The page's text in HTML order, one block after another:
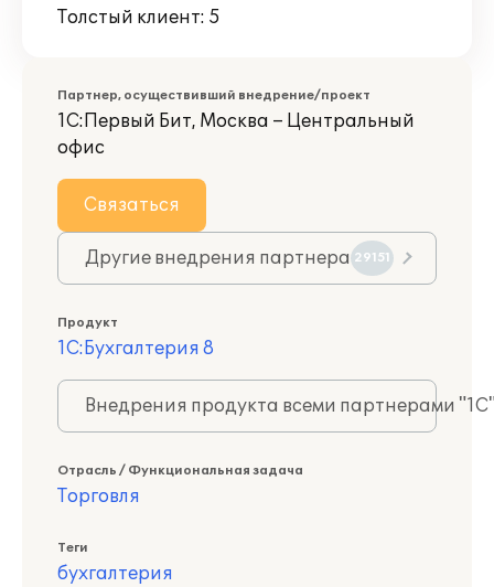
Толстый клиент: 5
Партнер, осуществивший внедрение/проект
1С:Первый Бит, Москва – Центральный
офис
Связаться
Другие внедрения партнера 29151
Продукт
1С:Бухгалтерия 8
Внедрения продукта всеми партнерами
Отрасль / Функциональная задача
Торговля
Теги
бухгалтерия